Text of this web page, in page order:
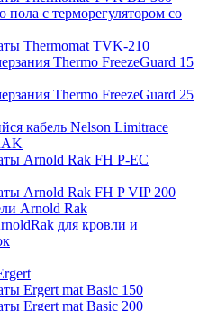
пола с терморегулятором со
Thermomat TVK-210
Thermo FreezeGuard 15
Thermo FreezeGuard 25
кабель Nelson Limitrace
Arnold Rak FH P-EC
Arnold Rak FH P VIP 200
Arnold Rak
для кровли и
Ergert mat Basic 150
Ergert mat Basic 200